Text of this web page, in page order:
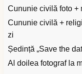
Cununie civilă foto +
Cununie civilă +
zi
Ședință „Save the
Al doilea fotograf la